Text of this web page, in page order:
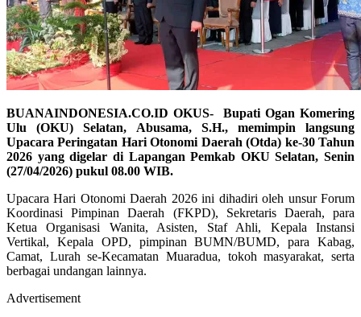
BUANAINDONESIA.CO.ID OKUS- Bupati Ogan Komering
Ulu (OKU) Selatan, Abusama, S.H., memimpin langsung
Upacara Peringatan Hari Otonomi Daerah (Otda) ke-30 Tahun
2026 yang digelar di Lapangan Pemkab OKU Selatan, Senin
(27/04/2026) pukul 08.00 WIB.
Upacara Hari Otonomi Daerah 2026 ini dihadiri oleh unsur Forum
Koordinasi Pimpinan Daerah (FKPD), Sekretaris Daerah, para
Ketua Organisasi Wanita, Asisten, Staf Ahli, Kepala Instansi
Vertikal, Kepala OPD, pimpinan BUMN/BUMD, para Kabag,
Camat, Lurah se-Kecamatan Muaradua, tokoh masyarakat, serta
berbagai undangan lainnya.
Advertisement